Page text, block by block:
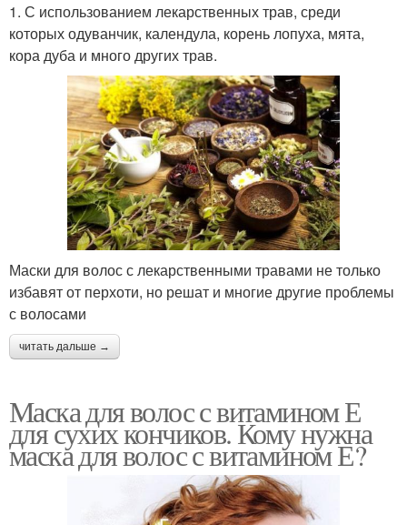
1. С использованием лекарственных трав, среди
которых одуванчик, календула, корень лопуха, мята,
кора дуба и много других трав.
Маски для волос с лекарственными травами не только
избавят от перхоти, но решат и многие другие проблемы
с волосами
читать дальше →
Маска для волос с витамином Е
для сухих кончиков. Кому нужна
маска для волос с витамином Е?